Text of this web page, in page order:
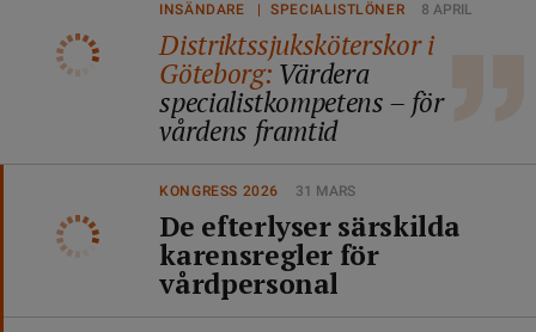
INSÄNDARE | SPECIALISTLÖNER 8 APRIL
Distriktssjuksköterskor i
Göteborg: Värdera
specialistkompetens – för
vårdens framtid
KONGRESS 2026 31 MARS
De efterlyser särskilda
karensregler för
vårdpersonal